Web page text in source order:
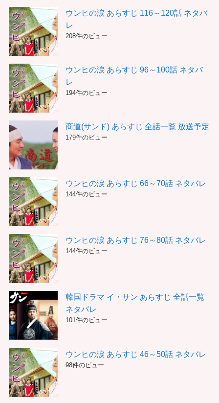
ウンヒの涙 あらすじ 116～120話 ネタバ
レ
208件のビュー
ウンヒの涙 あらすじ 96～100話 ネタバ
レ
194件のビュー
商道(サンド) あらすじ 全話一覧 放送予定
179件のビュー
ウンヒの涙 あらすじ 66～70話 ネタバレ
144件のビュー
ウンヒの涙 あらすじ 76～80話 ネタバレ
144件のビュー
韓国ドラマ イ・サン あらすじ 全話一覧
ネタバレ
101件のビュー
ウンヒの涙 あらすじ 46～50話 ネタバレ
98件のビュー